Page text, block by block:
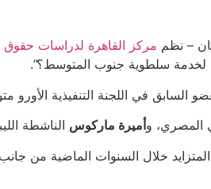
– نظم مركز القاهرة لدراسات حقوق
لخدمة سلطوية جنوب المتوسط؟”.
السابق في اللجنة التنفيذية الأورو
المصري، وأميرة ماركوس الناشطة
المتزايد خلال السنوات الماضية من